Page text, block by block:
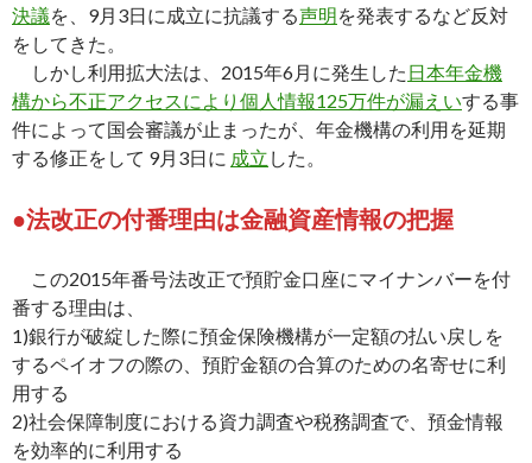
決議を、9月3日に成立に抗議する声明を発表するなど反対
をしてきた。
しかし利用拡大法は、2015年6月に発生した 日本年金機
構から不正アクセスにより個人情報125万件が漏えいする事
件によって国会審議が止まったが、年金機構の利用を延期
する修正をして 9月3日に 成立 した。
●法改正の付番理由は金融資産情報の把握
この2015年番号法改正で預貯金口座にマイナンバーを付
番する理由は、
1)銀行が破綻した際に預金保険機構が一定額の払い戻しを
するペイオフの際の、預貯金額の合算のための名寄せに利
用する
2)社会保障制度における資力調査や税務調査で、預金情報
を効率的に利用する